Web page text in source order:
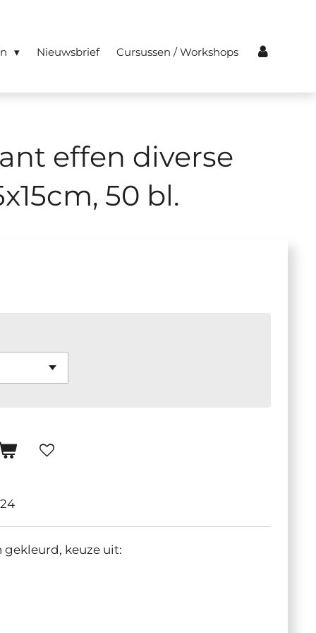
Nieuwsbrief Cursussen / Workshops
effen diverse
50 bl.
keuze uit: